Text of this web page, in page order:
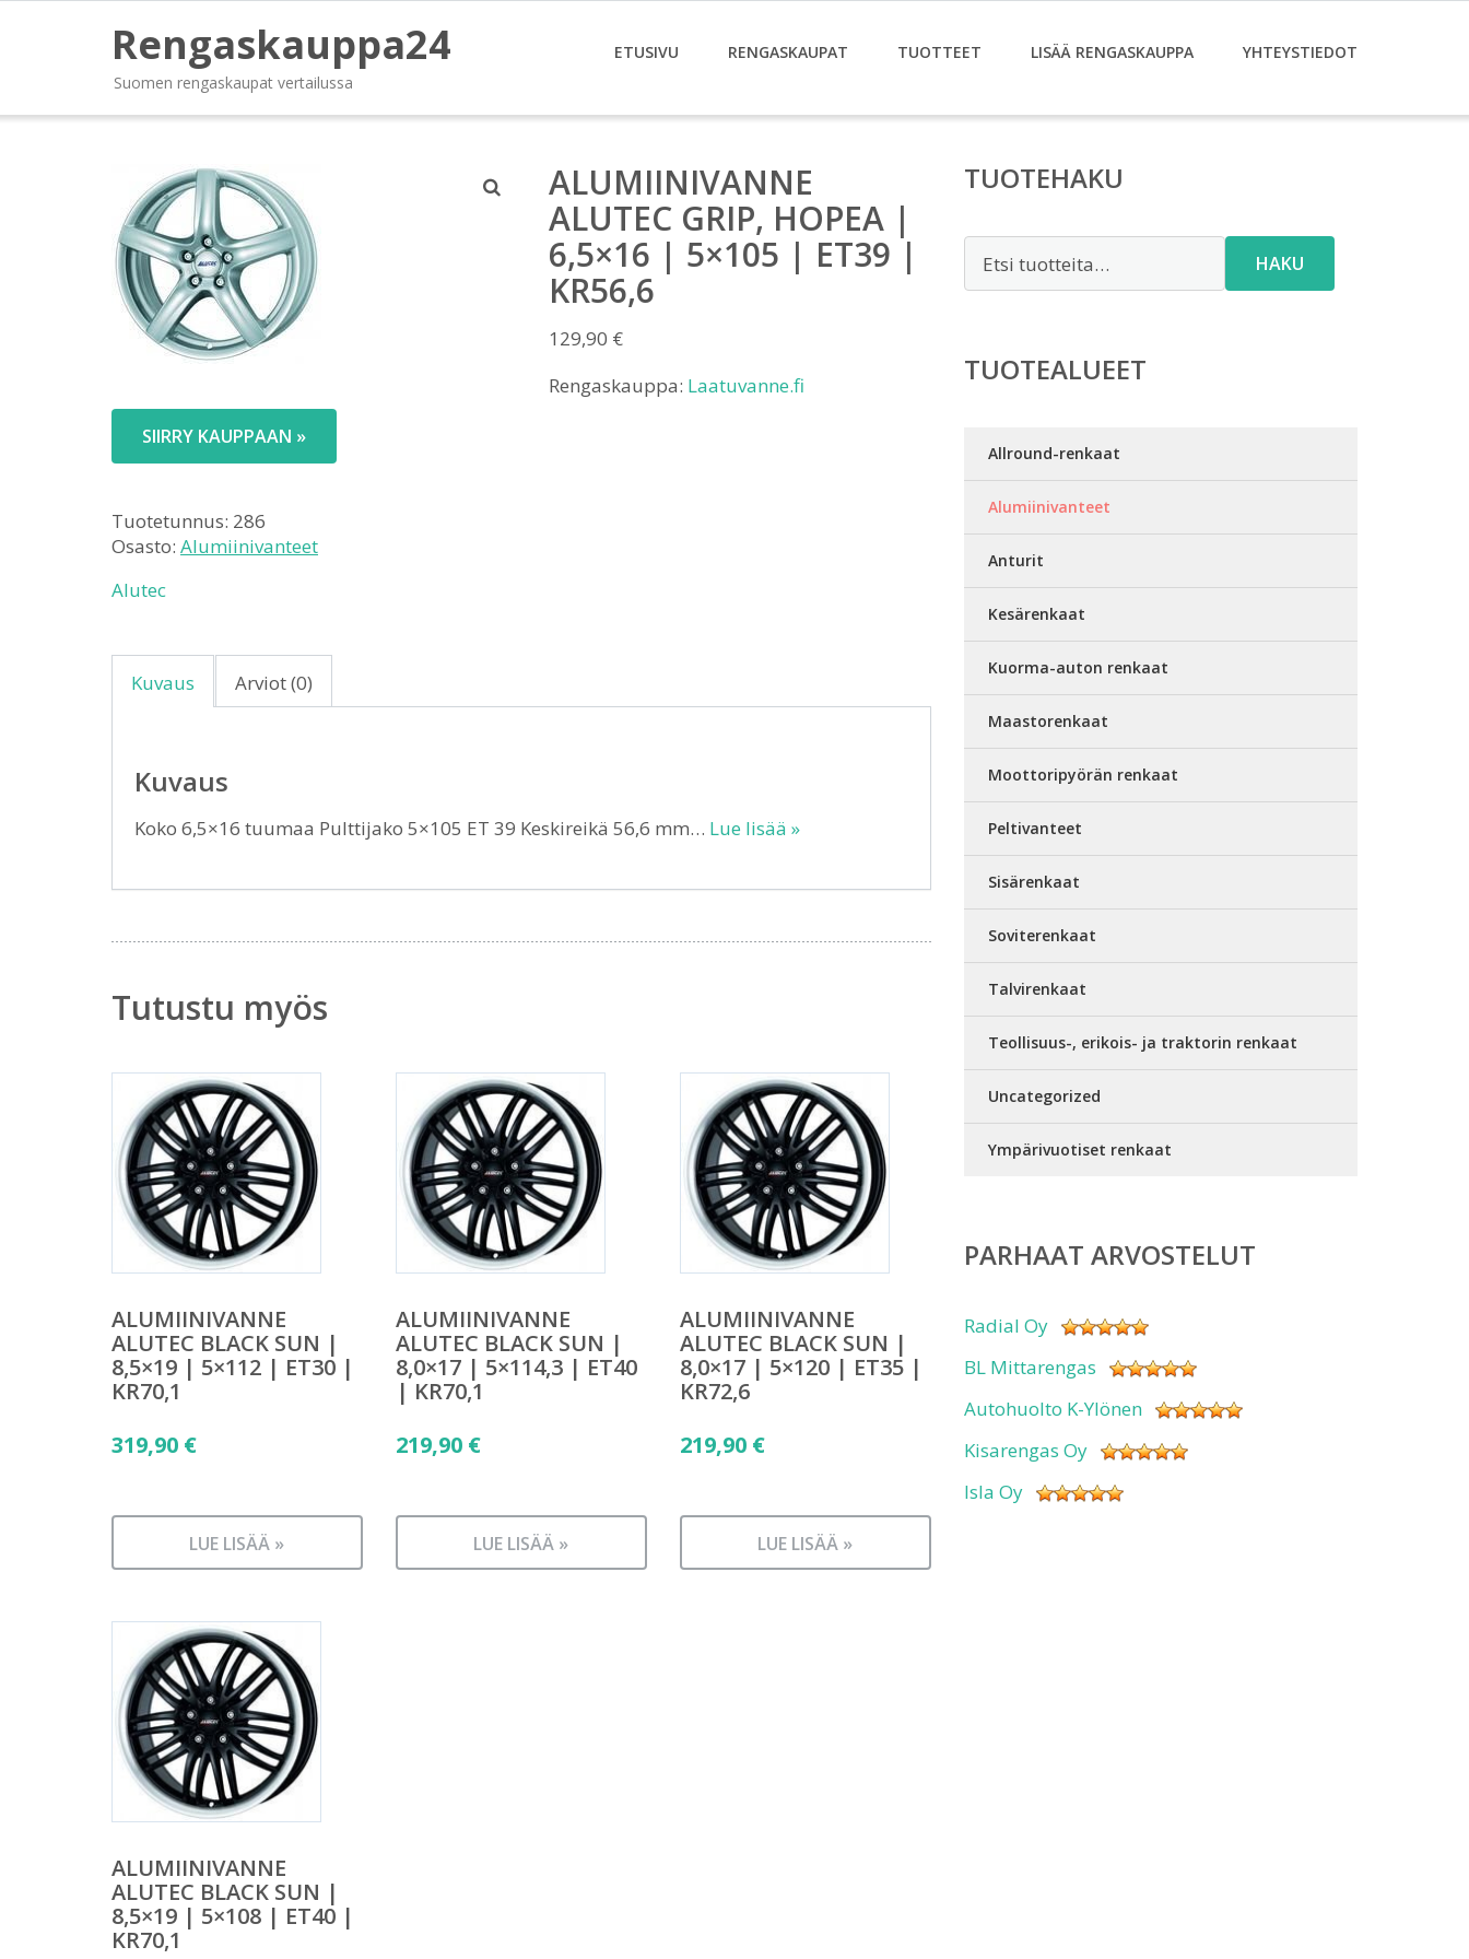
Rengaskauppa24
Suomen rengaskaupat vertailussa
ETUSIVU RENGASKAUPAT TUOTTEET LISÄÄ RENGASKAUPPA YHTEYSTIEDOT
ALUMIINIVANNE
ALUTEC GRIP, HOPEA |
6,5×16 | 5×105 | ET39 |
KR56,6
129,90 €
Rengaskauppa: Laatuvanne.fi
SIIRRY KAUPPAAN »
Tuotetunnus: 286
Osasto: Alumiinivanteet
Alutec
Kuvaus Arviot (0)
Kuvaus
Koko 6,5×16 tuumaa Pulttijako 5×105 ET 39 Keskireikä 56,6 mm… Lue lisää »
Tutustu myös
ALUMIINIVANNE
ALUTEC BLACK SUN |
8,5×19 | 5×112 | ET30 |
KR70,1
319,90 €
LUE LISÄÄ »
ALUMIINIVANNE
ALUTEC BLACK SUN |
8,0×17 | 5×114,3 | ET40
| KR70,1
219,90 €
LUE LISÄÄ »
ALUMIINIVANNE
ALUTEC BLACK SUN |
8,0×17 | 5×120 | ET35 |
KR72,6
219,90 €
LUE LISÄÄ »
ALUMIINIVANNE
ALUTEC BLACK SUN |
8,5×19 | 5×108 | ET40 |
KR70,1
TUOTEHAKU
HAKU
TUOTEALUEET
Allround-renkaat
Alumiinivanteet
Anturit
Kesärenkaat
Kuorma-auton renkaat
Maastorenkaat
Moottoripyörän renkaat
Peltivanteet
Sisärenkaat
Soviterenkaat
Talvirenkaat
Teollisuus-, erikois- ja traktorin renkaat
Uncategorized
Ympärivuotiset renkaat
PARHAAT ARVOSTELUT
Radial Oy
BL Mittarengas
Autohuolto K-Ylönen
Kisarengas Oy
Isla Oy